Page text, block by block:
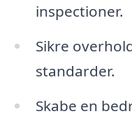
inspectioner.
Sikre
standarder.
Skabe en